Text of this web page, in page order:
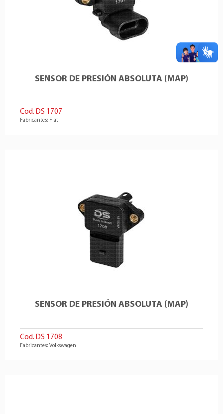
SENSOR DE PRESIÓN ABSOLUTA (MAP)
Cod. DS 1707
Fabricantes: Fiat
SENSOR DE PRESIÓN ABSOLUTA (MAP)
Cod. DS 1708
Fabricantes: Volkswagen